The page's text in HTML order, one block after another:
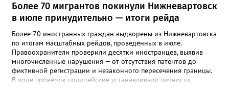
Более 70 мигрантов покинули Нижневартовск
в июле принудительно — итоги рейда
Более 70 иностранных граждан выдворены из Нижневартовска
по итогам масштабных рейдов, проведённых в июле.
Правоохранители проверили десятки иностранцев, выявив
многочисленные нарушения — от отсутствия патентов до
фиктивной регистрации и незаконного пересечения границы.
В ходе проверок полицейские устанавливали личности,